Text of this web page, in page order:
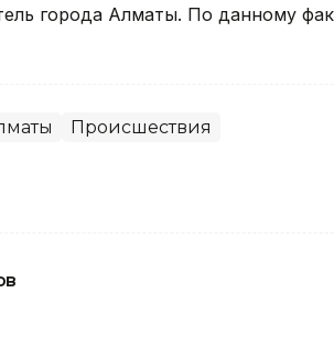
города Алматы. По данному
Происшествия